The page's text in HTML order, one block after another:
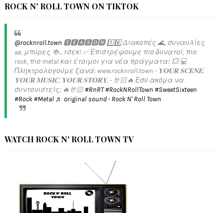
ROCK N' ROLL TOWN ON TIKTOK
@rocknroll.town 🆂🅴🅰🆂🅾🅽 1️⃣6️⃣ Διακοπές 🌊, συναυλίες
🎫, μπύρες 🍻... τσεκ! ✅️ Επιστρέφουμε πιο δυνατοί, πιο
rock, πιο metal και έτοιμοι για νέα πράγματα! 💥 💻
Πληκτρολογούμε ξανά: www.rocknroll.town - 𝐘𝐎𝐔𝐑 𝐒𝐂𝐄𝐍𝐄.
𝐘𝐎𝐔𝐑 𝐌𝐔𝐒𝐈𝐂. 𝐘𝐎𝐔𝐑 𝐒𝐓𝐎𝐑𝐘. - 🤘🏻🔥 Εσύ ακόμα να
συντονιστείς; 🔥🤘🏻#RnRT #RockNRollTown #SweetSixteen
#Rock #Metal ♬ original sound - Rock N' Roll Town
WATCH ROCK N' ROLL TOWN TV